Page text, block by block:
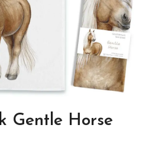
Gentle Horse